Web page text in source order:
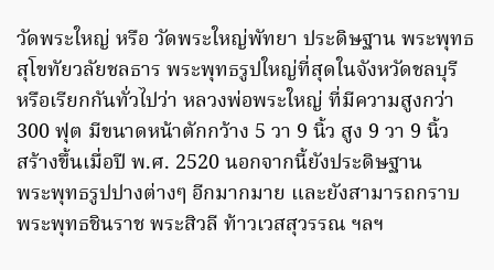
วัดพระใหญ่ หรือ วัดพระใหญ่พัทยา ประดิษฐาน พระพุทธ
สุโขทัยวลัยชลธาร พระพุทธรูปใหญ่ที่สุดในจังหวัดชลบุรี
หรือเรียกกันทั่วไปว่า หลวงพ่อพระใหญ่ ที่มีความสูงกว่า
300 ฟุต มีขนาดหน้าตักกว้าง 5 วา 9 นิ้ว สูง 9 วา 9 นิ้ว
สร้างขึ้นเมื่อปี พ.ศ. 2520 นอกจากนี้ยังประดิษฐาน
พระพุทธรูปปางต่างๆ อีกมากมาย และยังสามารถกราบ
พระพุทธชินราช พระสิวลี ท้าวเวสสุวรรณ ฯลฯ